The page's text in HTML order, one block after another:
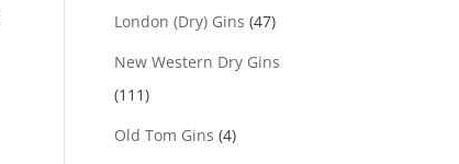
London (Dry) Gins (47)
New Western Dry Gins
(111)
Old Tom Gins (4)